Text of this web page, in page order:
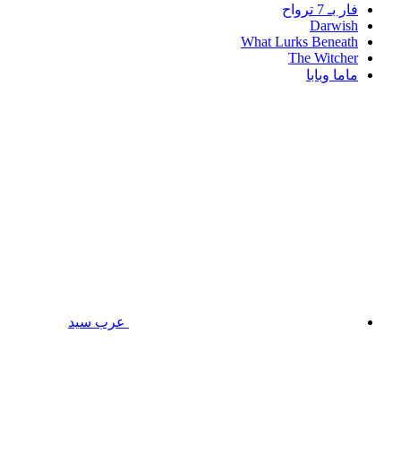
فار بـ 7 ترواح
Darwish
What Lurks Beneath
The Witcher
ماما وبابا
عرب سيد